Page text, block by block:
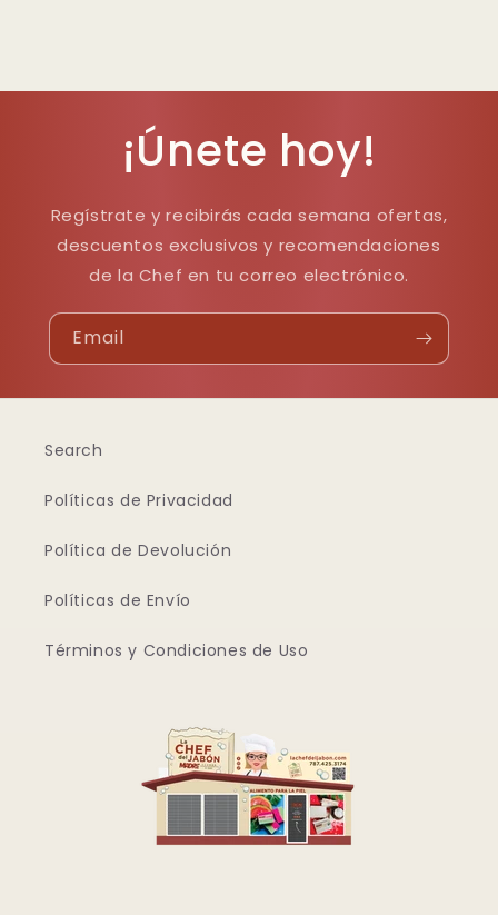
¡Únete hoy!
Regístrate y recibirás cada semana ofertas,
descuentos exclusivos y recomendaciones
de la Chef en tu correo electrónico.
Email
Search
Políticas de Privacidad
Política de Devolución
Políticas de Envío
Términos y Condiciones de Uso